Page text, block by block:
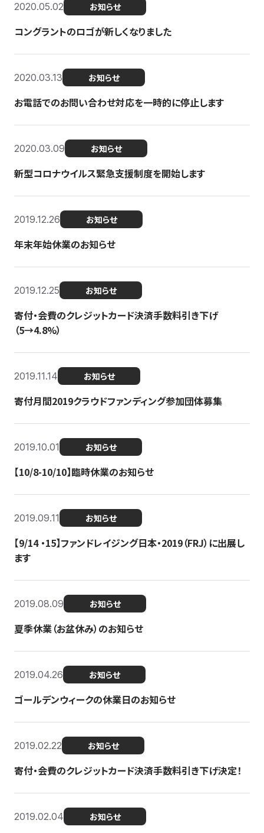
2020.05.02 お知らせ
コングラントのロゴが新しくなりました
2020.03.13 お知らせ
お電話でのお問い合わせ対応を一時的に停止します
2020.03.09 お知らせ
新型コロナウイルス緊急支援制度を開始します
2019.12.26 お知らせ
年末年始休業のお知らせ
2019.12.25 お知らせ
寄付・会費のクレジットカード決済手数料引き下げ
（5→4.8%）
2019.11.14 お知らせ
寄付月間2019クラウドファンディング参加団体募集
2019.10.01 お知らせ
【10/8-10/10】臨時休業のお知らせ
2019.09.11 お知らせ
【9/14 ・15】ファンドレイジング日本・2019（FRJ）に出展し
ます
2019.08.09 お知らせ
夏季休業（お盆休み）のお知らせ
2019.04.26 お知らせ
ゴールデンウィークの休業日のお知らせ
2019.02.22 お知らせ
寄付・会費のクレジットカード決済手数料引き下げ決定！
2019.02.04 お知らせ